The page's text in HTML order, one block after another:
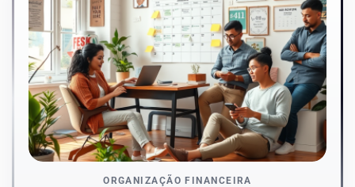
ORGANIZAÇÃO FINANCEIRA